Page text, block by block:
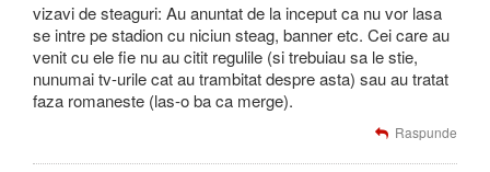
vizavi de steaguri: Au anuntat de la inceput ca nu vor lasa
se intre pe stadion cu niciun steag, banner etc. Cei care au
venit cu ele fie nu au citit regulile (si trebuiau sa le stie,
nunumai tv-urile cat au trambitat despre asta) sau au tratat
faza romaneste (las-o ba ca merge).
Raspunde